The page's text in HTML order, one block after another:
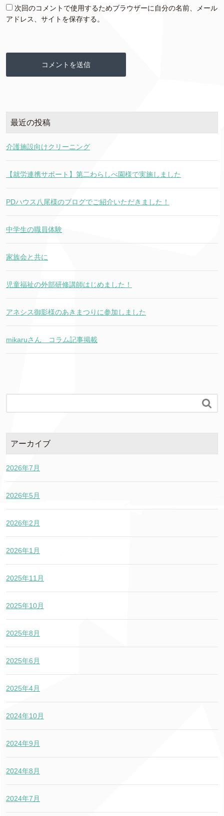
次回のコメントで使用するためブラウザーに自分の名前、メール
アドレス、サイトを保存する。
最近の投稿
介護施設向けクリーニング
【就労連携サポート】第二わらしべ園様で実施しました
PDハウス八尾様のブログでご紹介いただきました！
中学生の職員体験
家族会と共に
児童福祉の外部研修講師はじめました！
アネシス御影様のあきまつりに参加しました
mikaruさん コラム記事掲載

アーカイブ
2026年7月
2026年5月
2026年2月
2026年1月
2025年11月
2025年10月
2025年8月
2025年6月
2025年4月
2024年10月
2024年9月
2024年8月
2024年7月